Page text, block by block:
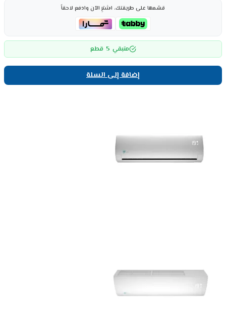
قسّمها على طريقتك، اشترِ الآن وادفع لاحقاً
متبقي 5 قطع
إضافة إلى السلة